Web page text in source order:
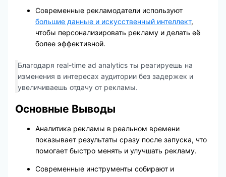
Современные рекламодатели используют
большие данные и искусственный интеллект,
чтобы персонализировать рекламу и делать её
более эффективной.
Благодаря real-time ad analytics ты реагируешь на
изменения в интересах аудитории без задержек и
увеличиваешь отдачу от рекламы.
Основные Выводы
Аналитика рекламы в реальном времени
показывает результаты сразу после запуска, что
помогает быстро менять и улучшать рекламу.
Современные инструменты собирают и